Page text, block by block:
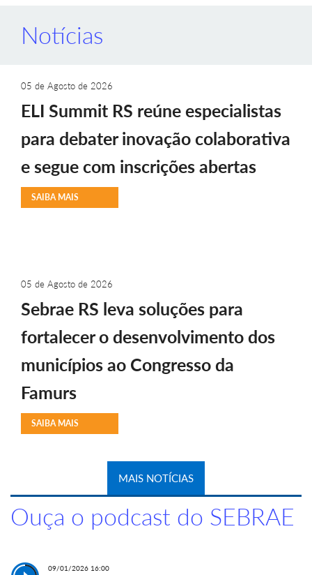
Notícias
05 de Agosto de 2026
ELI Summit RS reúne especialistas
para debater inovação colaborativa
e segue com inscrições abertas
SAIBA MAIS
05 de Agosto de 2026
Sebrae RS leva soluções para
fortalecer o desenvolvimento dos
municípios ao Congresso da
Famurs
SAIBA MAIS
MAIS NOTÍCIAS
Ouça o podcast do SEBRAE
09/01/2026 16:00